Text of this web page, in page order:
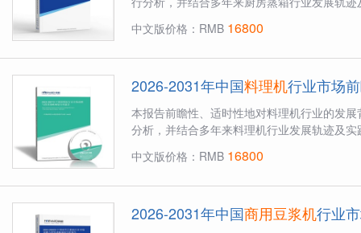
中文版价格：RMB 16800
2026-2031年中国料理机行业市场
本报告前瞻性、适时性地对料理机行业的发
分析，并结合多年来料理机行业发展轨迹及
中文版价格：RMB 16800
2026-2031年中国商用豆浆机行业